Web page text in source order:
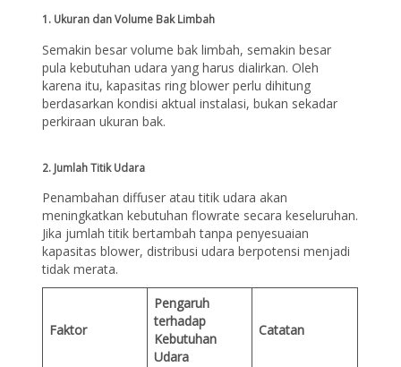
1. Ukuran dan Volume Bak Limbah
Semakin besar volume bak limbah, semakin besar
pula kebutuhan udara yang harus dialirkan. Oleh
karena itu, kapasitas ring blower perlu dihitung
berdasarkan kondisi aktual instalasi, bukan sekadar
perkiraan ukuran bak.
2. Jumlah Titik Udara
Penambahan diffuser atau titik udara akan
meningkatkan kebutuhan flowrate secara keseluruhan.
Jika jumlah titik bertambah tanpa penyesuaian
kapasitas blower, distribusi udara berpotensi menjadi
tidak merata.
Faktor
Pengaruh
terhadap
Kebutuhan
Udara
Catatan